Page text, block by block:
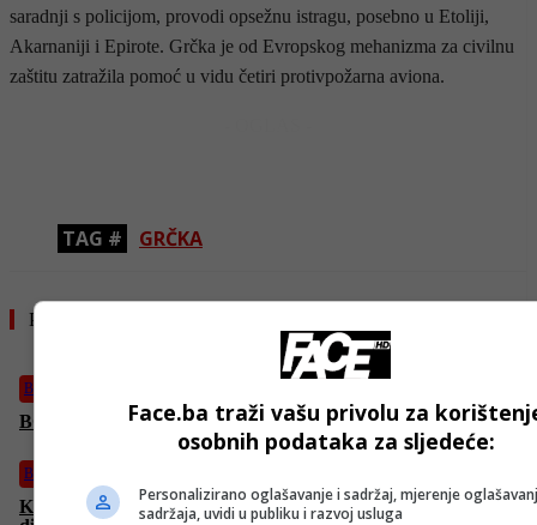
saradnji s policijom, provodi opsežnu istragu, posebno u Etoliji,
Akarnaniji i Epirote. Grčka je od Evropskog mehanizma za civilnu
zaštitu zatražila pomoć u vidu četiri protivpožarna aviona.
TAG # GRČKA
Pročitajte još
Bosanski vjestnik
BOSANSKI VJESTNIK – 12.08.2025.
Bosanski vjestnik
Konaković: Prijetnje Ruske Federacije i Dodika nikad
Face.ba traži vašu privolu za
osobnih podataka za sljedeće:
Personalizirano oglašavanje i sadržaj, mjerenje
sadržaja, uvidi u publiku i razvoj usluga